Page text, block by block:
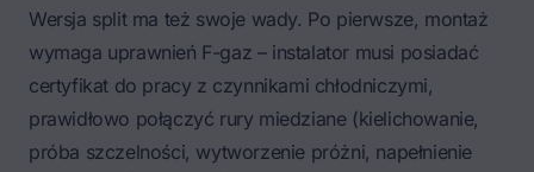
Wersja split ma też swoje wady. Po pierwsze, montaż
wymaga uprawnień F-gaz – instalator musi posiadać
certyfikat do pracy z czynnikami chłodniczymi,
prawidłowo połączyć rury miedziane (kielichowanie,
próba szczelności, wytworzenie próżni, napełnienie